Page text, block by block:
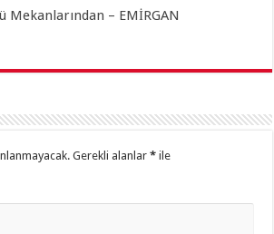
Mekanlarından – EMİRGAN
Gerekli alanlar* ile